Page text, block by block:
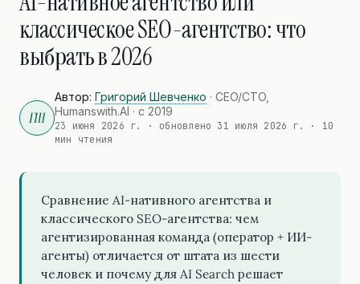
классическое SEO-агентство: что
выбрать в 2026
ГШ
Автор: Григорий Шевченко · CEO/CTO,
Humanswith.AI · с 2019
23 июня 2026 г. · обновлено 31 июля 2026 г.
· 10
мин чтения
Сравнение AI-нативного агентства и
классического SEO-агентства: чем
агентизированная команда (оператор + ИИ-
агенты) отличается от штата из шести
человек и почему для AI Search решает